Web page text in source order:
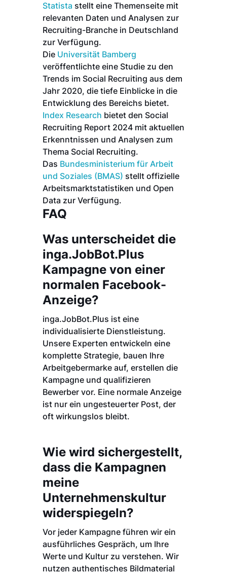
Statista stellt eine Themenseite mit
relevanten Daten und Analysen zur
Recruiting-Branche in Deutschland
zur Verfügung.
Die Universität Bamberg
veröffentlichte eine Studie zu den
Trends im Social Recruiting aus dem
Jahr 2020, die tiefe Einblicke in die
Entwicklung des Bereichs bietet.
Index Research bietet den Social
Recruiting Report 2024 mit aktuellen
Erkenntnissen und Analysen zum
Thema Social Recruiting.
Das Bundesministerium für Arbeit
und Soziales (BMAS) stellt offizielle
Arbeitsmarktstatistiken und Open
Data zur Verfügung.
FAQ
Was unterscheidet die
inga.JobBot.Plus
Kampagne von einer
normalen Facebook-
Anzeige?
inga.JobBot.Plus ist eine
individualisierte Dienstleistung.
Unsere Experten entwickeln eine
komplette Strategie, bauen Ihre
Arbeitgebermarke auf, erstellen die
Kampagne und qualifizieren
Bewerber vor. Eine normale Anzeige
ist nur ein ungesteuerter Post, der
oft wirkungslos bleibt.
Wie wird sichergestellt,
dass die Kampagnen
meine
Unternehmenskultur
widerspiegeln?
Vor jeder Kampagne führen wir ein
ausführliches Gespräch, um Ihre
Werte und Kultur zu verstehen. Wir
nutzen authentisches Bildmaterial